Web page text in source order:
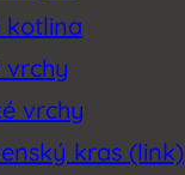
kotlina
vrchy
vrchy
kras (link)